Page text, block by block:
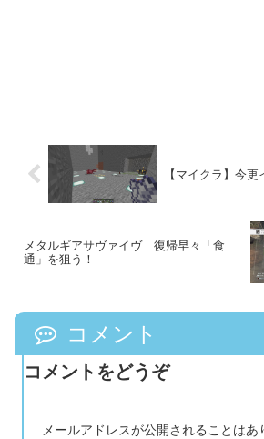
【マイクラ】今
メタルギアサヴァイヴ 復帰早々「食
通」を狙う！
コメント
コメントをどうぞ
メールアドレスが公開されることはあ